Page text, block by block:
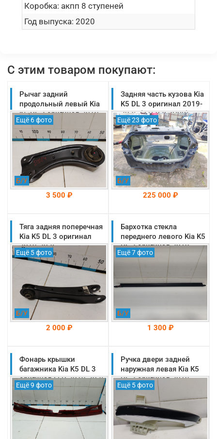
Коробка: акпп 8 ступеней
Год выпуска: 2020
С этим товаром покупают:
Рычаг задний
продольный левый Kia
K5 DL 3 оригинал 2019-
2025 (55270L2200)
Ещё 6 фото
Б/У
3 500 ₽
На складе: Раменское
-->
Задняя часть кузова Kia
K5 DL 3 оригинал 2019-
2025 (71503L2C00)
Ещё 23 фото
Б/У
225 000 ₽
На складе: Раменское
-->
Тяга задняя поперечная
Kia K5 DL 3 оригинал
2019-2025
(55250L1100)
Ещё 5 фото
Б/У
2 000 ₽
На складе: Раменское
-->
Бархотка стекла
переднего левого Kia K5
DL 3 оригинал 2019-
2025 (82231M6000)
Ещё 7 фото
Б/У
1 300 ₽
На складе: Раменское
-->
Фонарь крышки
багажника Kia K5 DL 3
оригинал LED 2019-2025
(92403L2161)
Ещё 9 фото
Ручка двери задней
наружная левая Kia K5
DL 3 оригинал 2019-
2025 (83655L2000)
Ещё 5 фото